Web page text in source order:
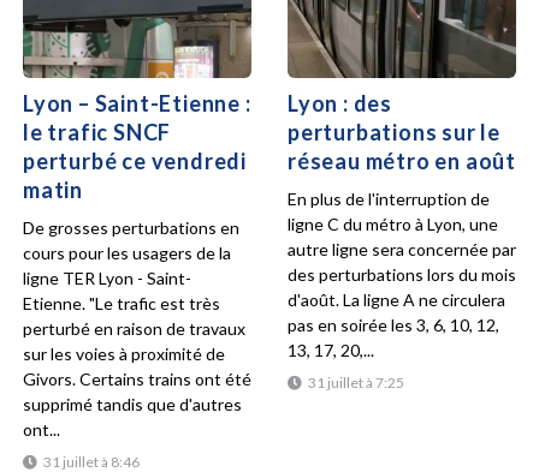
Lyon – Saint-Etienne :
le trafic SNCF
perturbé ce vendredi
matin
31 juillet à 8:46
De grosses perturbations en
cours pour les usagers de la
ligne TER Lyon - Saint-
Etienne. "Le trafic est très
perturbé en raison de travaux
sur les voies à proximité de
Givors. Certains trains ont été
supprimé tandis que d'autres
ont...
Lyon : des
perturbations sur le
réseau métro en août
31 juillet à 7:25
En plus de l'interruption de
ligne C du métro à Lyon, une
autre ligne sera concernée par
des perturbations lors du mois
d'août. La ligne A ne circulera
pas en soirée les 3, 6, 10, 12,
13, 17, 20,...